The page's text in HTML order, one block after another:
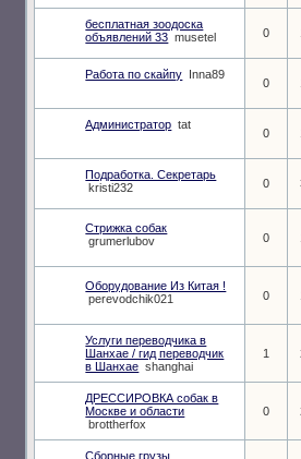
бесплатная зоодоска
объявлений 33 musetel 0
Работа по скайпу Inna89
0
Администратор tat
0
Подработка. Секретарь
kristi232
0
Стрижка собак
grumerlubov
0
Оборудование Из Китая !
perevodchik021
0
Услуги переводчика в
Шанхае / гид переводчик
в Шанхае shanghai
1
ДРЕССИРОВКА собак в
Москве и области
brottherfox
0
Сборные грузы.